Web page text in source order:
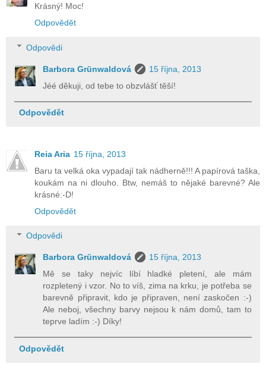
Krásný! Moc!
Odpovědět
Odpovědi
Barbora Grünwaldová
15 října, 2013
Jéé děkuji, od tebe to obzvlášť těší!
Odpovědět
Reia Aria 15 října, 2013
Baru ta velká oka vypadají tak nádherně!!! A papírová taška,
koukám na ni dlouho. Btw, nemáš to nějaké barevné? Ale
krásné:-D!
Odpovědět
Odpovědi
Barbora Grünwaldová
15 října, 2013
Mě se taky nejvíc líbí hladké pletení, ale mám
rozpletený i vzor. No to víš, zima na krku, je potřeba se
barevně připravit, kdo je připraven, není zaskočen :-)
Ale neboj, všechny barvy nejsou k nám domů, tam to
teprve ladím :-) Díky!
Odpovědět